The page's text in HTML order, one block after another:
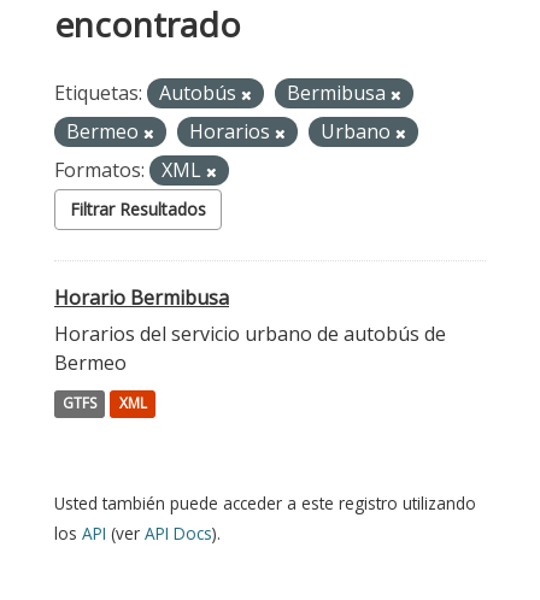
encontrado
Etiquetas: Autobús
Bermibusa
Bermeo
Horarios
Urbano
Formatos:
XML
Filtrar Resultados
Horario Bermibusa
Horarios del servicio urbano de autobús de
Bermeo
GTFS XML
Usted también puede acceder a este registro utilizando
los API (ver API Docs).